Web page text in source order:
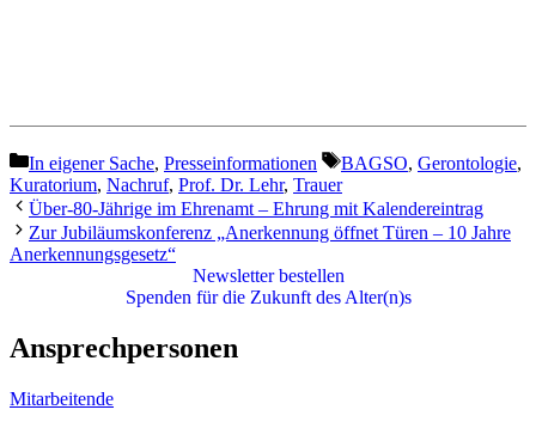
Kategorien
In eigener Sache, Presseinformationen Schlagwörter
BAGSO, Gerontologie,
Kuratorium, Nachruf, Prof. Dr. Lehr, Trauer
Über-80-Jährige im Ehrenamt – Ehrung mit Kalendereintrag
Zur Jubiläumskonferenz „Anerkennung öffnet Türen – 10 Jahre
Anerkennungsgesetz“
Newsletter bestellen
Spenden für die Zukunft des Alter(n)s
Ansprechpersonen
Mitarbeitende